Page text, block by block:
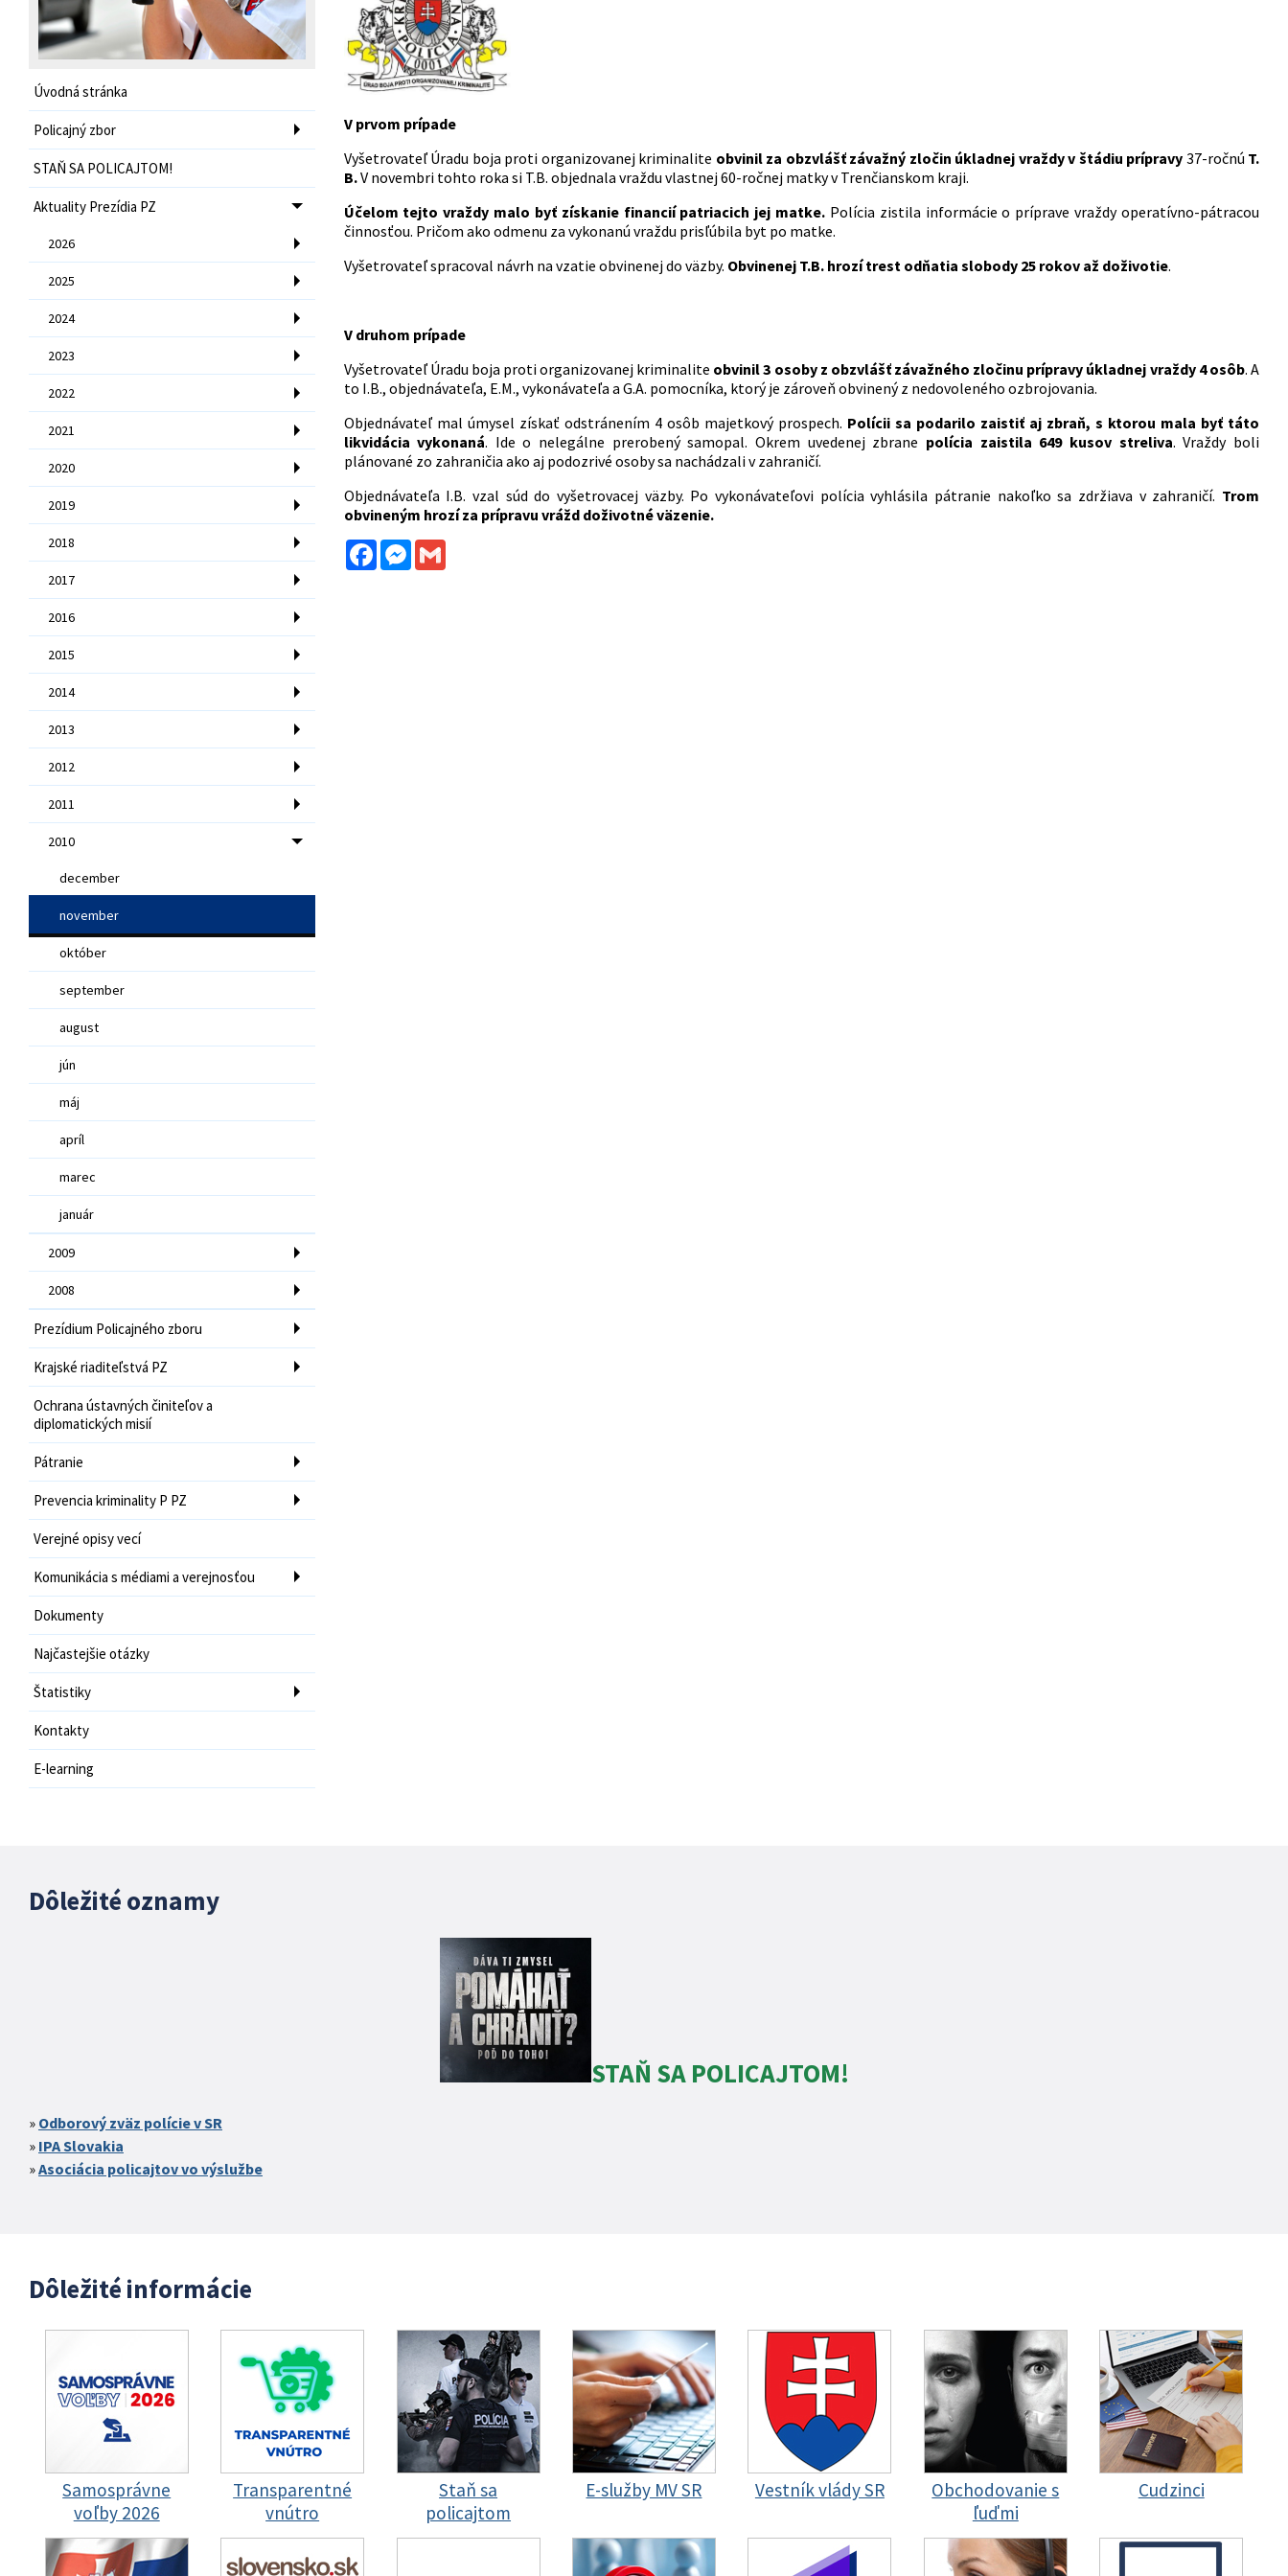
Úvodná stránka
Policajný zbor
STAŇ SA POLICAJTOM!
Aktuality Prezídia PZ
2026
2025
2024
2023
2022
2021
2020
2019
2018
2017
2016
2015
2014
2013
2012
2011
2010
december
november
október
september
august
jún
máj
apríl
marec
január
2009
2008
Prezídium Policajného zboru
Krajské riaditeľstvá PZ
Ochrana ústavných činiteľov a
diplomatických misií
Pátranie
Prevencia kriminality P PZ
Verejné opisy vecí
Komunikácia s médiami a verejnosťou
Dokumenty
Najčastejšie otázky
Štatistiky
Kontakty
E-learning
V prvom prípade
Vyšetrovateľ Úradu boja proti organizovanej kriminalite obvinil za obzvlášť závažný zločin úkladnej vraždy v štádiu prípravy 37-ročnú T.
B.V novembri tohto roka si T.B. objednala vraždu vlastnej 60-ročnej matky v Trenčianskom kraji.
Účelom tejto vraždy malo byť získanie financií patriacich jej matke. Polícia zistila informácie o príprave vraždy operatívno-pátracou
činnosťou. Pričom ako odmenu za vykonanú vraždu prisľúbila byt po matke.
Vyšetrovateľ spracoval návrh na vzatie obvinenej do väzby. Obvinenej T.B. hrozí trest odňatia slobody 25 rokov až doživotie.
V druhom prípade
Vyšetrovateľ Úradu boja proti organizovanej kriminalite obvinil 3 osoby z obzvlášť závažného zločinu prípravy úkladnej vraždy 4 osôb. A
to I.B., objednávateľa, E.M., vykonávateľa a G.A. pomocníka, ktorý je zároveň obvinený z nedovoleného ozbrojovania.
Objednávateľ mal úmysel získať odstránením 4 osôb majetkový prospech. Polícii sa podarilo zaistiť aj zbraň, s ktorou mala byť táto
likvidácia vykonaná. Ide o nelegálne prerobený samopal. Okrem uvedenej zbrane polícia zaistila 649 kusov streliva. Vraždy boli
plánované zo zahraničia ako aj podozrivé osoby sa nachádzali v zahraničí.
Objednávateľa I.B. vzal súd do vyšetrovacej väzby. Po vykonávateľovi polícia vyhlásila pátranie nakoľko sa zdržiava v zahraničí. Trom
obvineným hrozí za prípravu vrážd doživotné väzenie.
FacebookMessenger
Gmail
Dôležité oznamy
STAŇ SA POLICAJTOM!
Odborový zväz polície v SR
IPA Slovakia
Asociácia policajtov vo výslužbe
Dôležité informácie
Samosprávne
voľby 2026
Transparentné
vnútro
Staň sa
policajtom
E-služby MV SR Vestník vlády SR
Obchodovanie s
ľuďmi
Cudzinci